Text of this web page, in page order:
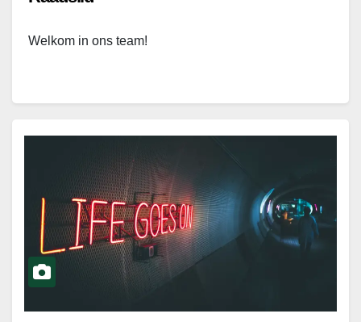
Welkom in ons team!